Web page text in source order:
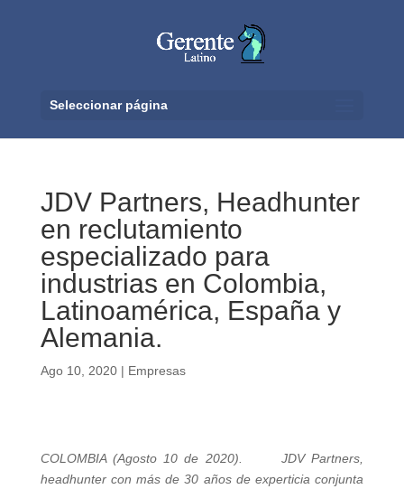
Seleccionar página
JDV Partners, Headhunter
en reclutamiento
especializado para
industrias en Colombia,
Latinoamérica, España y
Alemania.
Ago 10, 2020| Empresas
COLOMBIA (Agosto 10 de 2020). JDV Partners,
headhunter con más de 30 años de experticia conjunta